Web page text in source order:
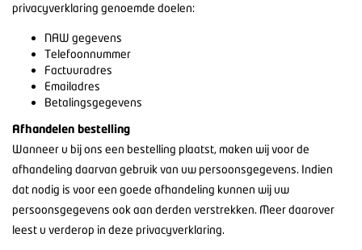
privacyverklaring genoemde doelen:
NAW gegevens
Telefoonnummer
Factuuradres
Emailadres
Betalingsgegevens
Afhandelen bestelling
Wanneer u bij ons een bestelling plaatst, maken wij voor de
afhandeling daarvan gebruik van uw persoonsgegevens. Indien
dat nodig is voor een goede afhandeling kunnen wij uw
persoonsgegevens ook aan derden verstrekken. Meer daarover
leest u verderop in deze privacyverklaring.